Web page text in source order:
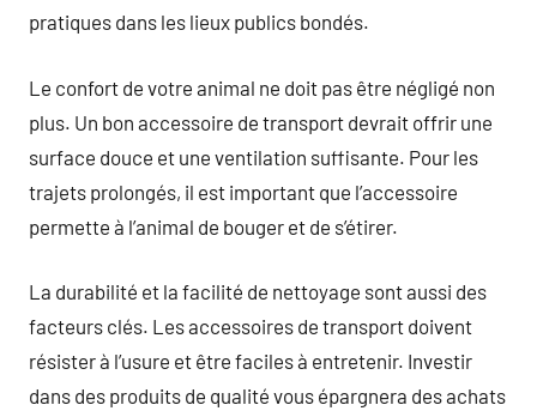
pratiques dans les lieux publics bondés.
Le confort de votre animal ne doit pas être négligé non
plus. Un bon accessoire de transport devrait offrir une
surface douce et une ventilation suffisante. Pour les
trajets prolongés, il est important que l’accessoire
permette à l’animal de bouger et de s’étirer.
La durabilité et la facilité de nettoyage sont aussi des
facteurs clés. Les accessoires de transport doivent
résister à l’usure et être faciles à entretenir. Investir
dans des produits de qualité vous épargnera des achats